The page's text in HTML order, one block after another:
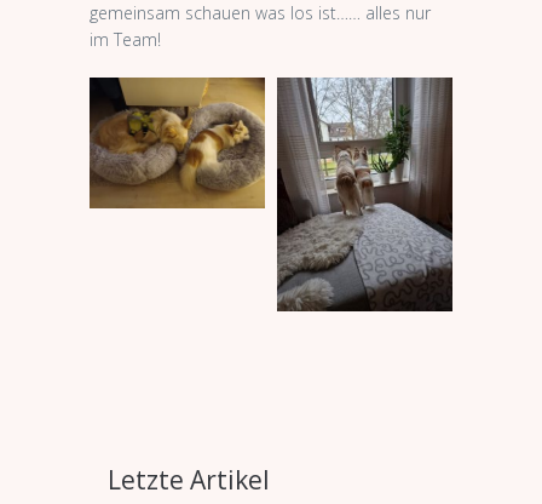
gemeinsam schauen was los ist…… alles nur
im Team!
Letzte Artikel